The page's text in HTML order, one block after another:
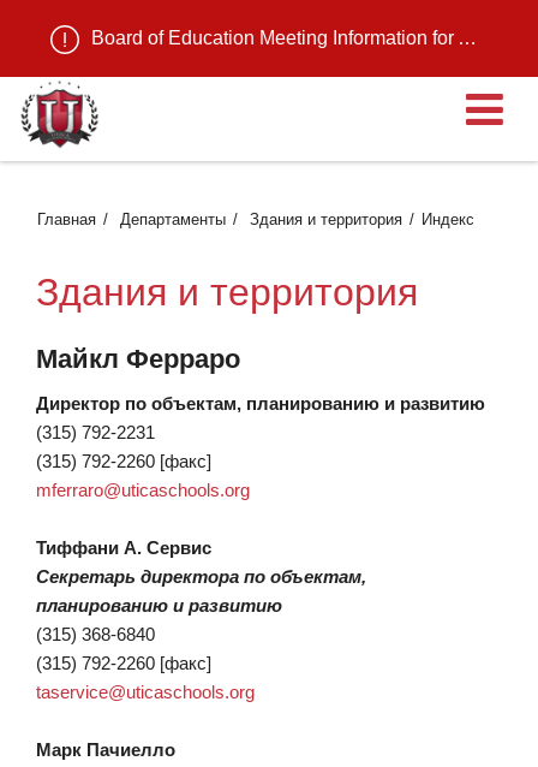
Board of Education Meeting Information for August 11, 2026
Главная Департаменты Здания и территория Индекс
Здания и территория
Майкл Ферраро
Директор по объектам, планированию и развитию
(315) 792-2231
(315) 792-2260 [факс]
mferraro@uticaschools.org
Тиффани А. Сервис
Секретарь директора по объектам,
планированию и развитию
(315) 368-6840
(315) 792-2260 [факс]
taservice@uticaschools.org
Марк Пачиелло